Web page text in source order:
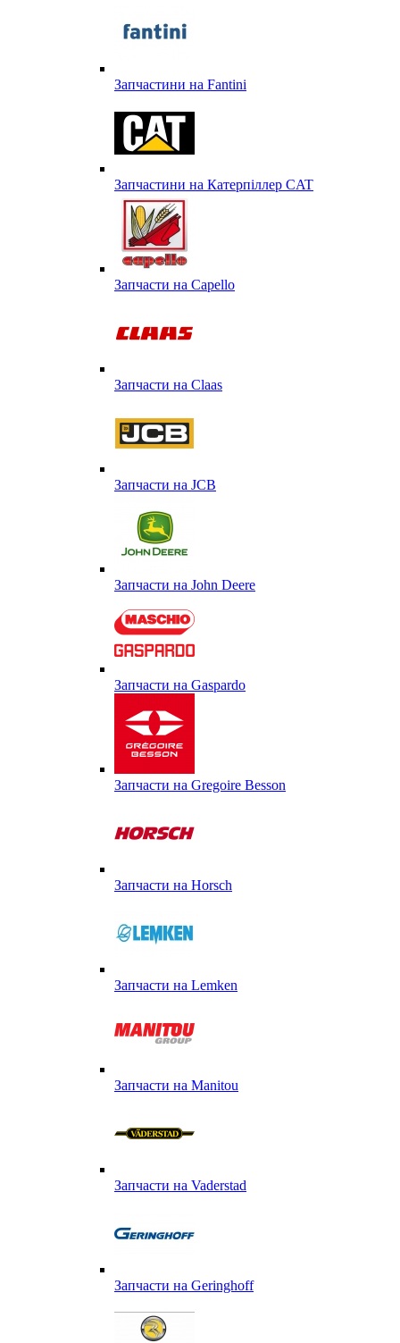
Запчастини на Fantini
Запчастини на Катерпіллер CAT
Запчасти на Capello
Запчасти на Сlaas
Запчасти на JCB
Запчасти на John Deere
Запчасти на Gaspardo
Запчасти на Gregoire Besson
Запчасти на Horsch
Запчасти на Lemken
Запчасти на Manitou
Запчасти на Vaderstad
Запчасти на Geringhoff